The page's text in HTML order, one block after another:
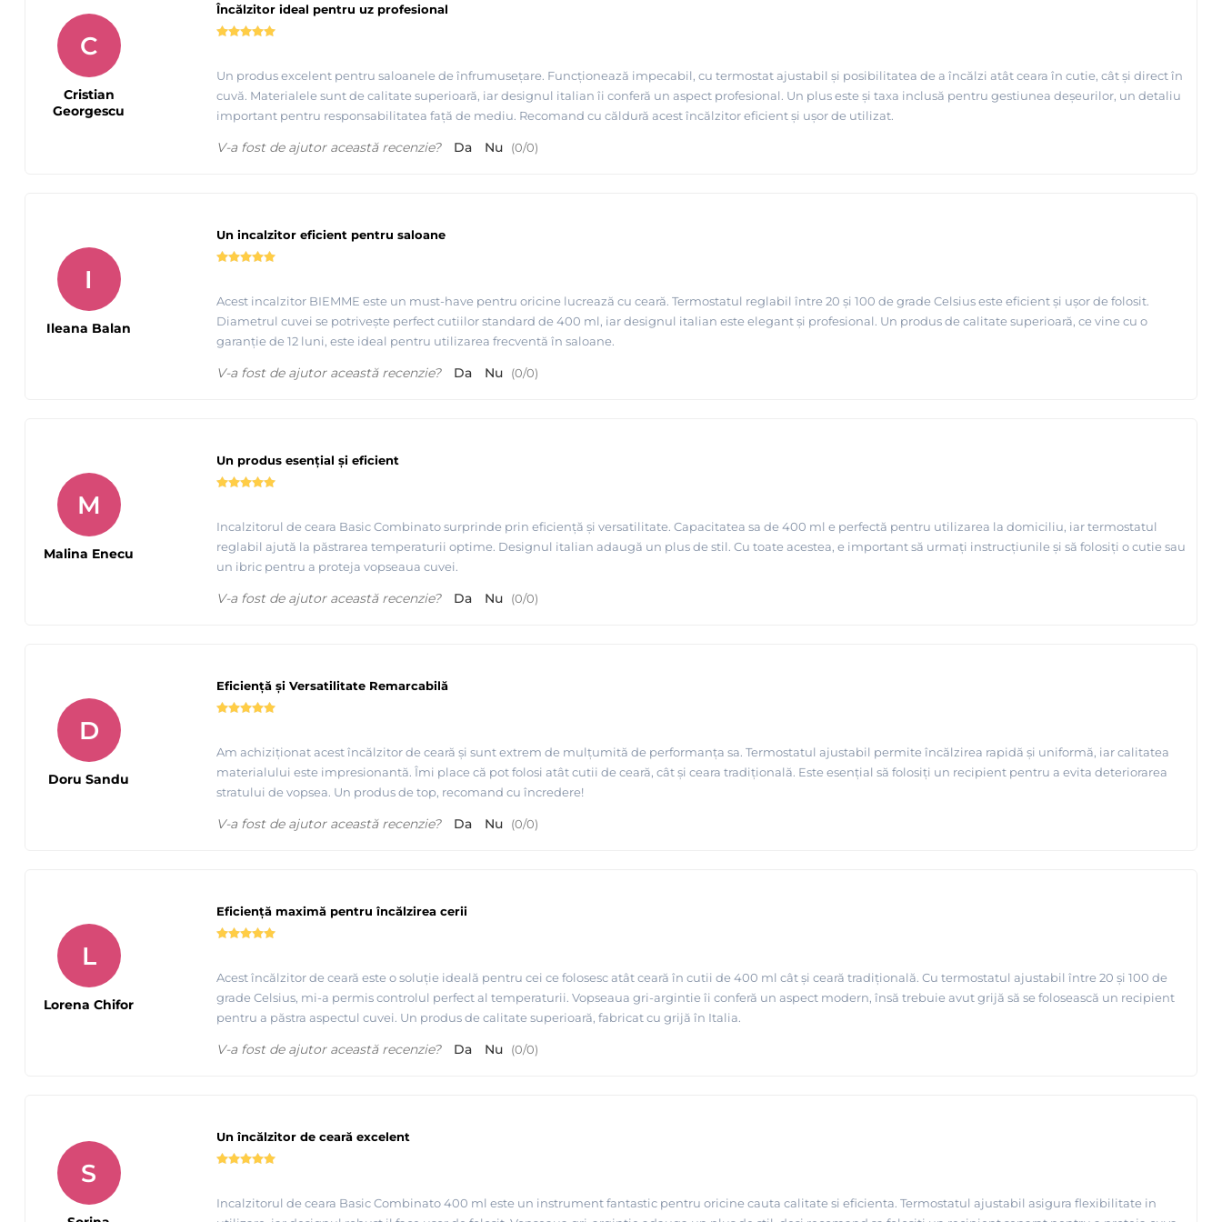
Încălzitor ideal pentru uz profesional
Un produs excelent pentru saloanele de înfrumusețare. Funcționează impecabil, cu termostat ajustabil și posibilitatea de a încălzi atât ceara în cutie, cât și direct în
cuvă. Materialele sunt de calitate superioară, iar designul italian îi conferă un aspect profesional. Un plus este și taxa inclusă pentru gestiunea deșeurilor, un detaliu
important pentru responsabilitatea față de mediu. Recomand cu căldură acest încălzitor eficient și ușor de utilizat.
C
Cristian
Georgescu
V-a fost de ajutor această recenzie? Da Nu (0/0)
Un incalzitor eficient pentru saloane
Acest incalzitor BIEMME este un must-have pentru oricine lucrează cu ceară. Termostatul reglabil între 20 și 100 de grade Celsius este eficient și ușor de folosit.
Diametrul cuvei se potrivește perfect cutiilor standard de 400 ml, iar designul italian este elegant și profesional. Un produs de calitate superioară, ce vine cu o
garanție de 12 luni, este ideal pentru utilizarea frecventă în saloane.
I
Ileana Balan
V-a fost de ajutor această recenzie? Da Nu (0/0)
Un produs esențial și eficient
Incalzitorul de ceara Basic Combinato surprinde prin eficiență și versatilitate. Capacitatea sa de 400 ml e perfectă pentru utilizarea la domiciliu, iar termostatul
reglabil ajută la păstrarea temperaturii optime. Designul italian adaugă un plus de stil. Cu toate acestea, e important să urmați instrucțiunile și să folosiți o cutie sau
un ibric pentru a proteja vopseaua cuvei.
M
Malina Enecu
V-a fost de ajutor această recenzie? Da Nu (0/0)
Eficiență și Versatilitate Remarcabilă
Am achiziționat acest încălzitor de ceară și sunt extrem de mulțumită de performanța sa. Termostatul ajustabil permite încălzirea rapidă și uniformă, iar calitatea
materialului este impresionantă. Îmi place că pot folosi atât cutii de ceară, cât și ceara tradițională. Este esențial să folosiți un recipient pentru a evita deteriorarea
stratului de vopsea. Un produs de top, recomand cu încredere!
D
Doru Sandu
V-a fost de ajutor această recenzie? Da Nu (0/0)
Eficiență maximă pentru încălzirea cerii
Acest încălzitor de ceară este o soluție ideală pentru cei ce folosesc atât ceară în cutii de 400 ml cât și ceară tradițională. Cu termostatul ajustabil între 20 și 100 de
grade Celsius, mi-a permis controlul perfect al temperaturii. Vopseaua gri-argintie îi conferă un aspect modern, însă trebuie avut grijă să se folosească un recipient
pentru a păstra aspectul cuvei. Un produs de calitate superioară, fabricat cu grijă în Italia.
L
Lorena Chifor
V-a fost de ajutor această recenzie? Da Nu (0/0)
Un încălzitor de ceară excelent
Incalzitorul de ceara Basic Combinato 400 ml este un instrument fantastic pentru oricine cauta calitate si eficienta. Termostatul ajustabil asigura flexibilitate in
S